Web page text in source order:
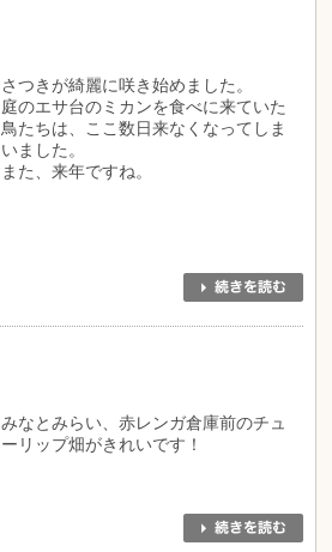
さつきが綺麗に咲き始めました。
庭のエサ台のミカンを食べに来ていた
鳥たちは、ここ数日来なくなってしま
いました。
また、来年ですね。
みなとみらい、赤レンガ倉庫前のチュ
ーリップ畑がきれいです！